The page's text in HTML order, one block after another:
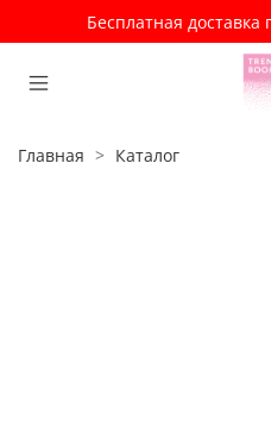
Бесплатная доставка
Главная Каталог